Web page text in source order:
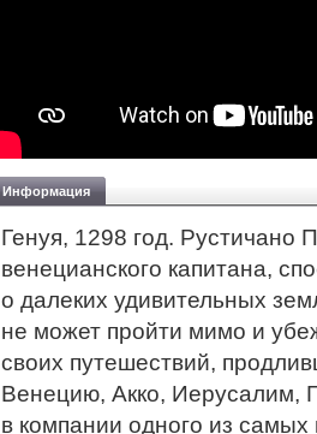
Информация
Генуя, 1298 год. Рустичано
венецианского капитана,
о далеких удивительных
не может пройти мимо и
своих путешествий,
Венецию, Акко, Иерусалим,
в компании одного из